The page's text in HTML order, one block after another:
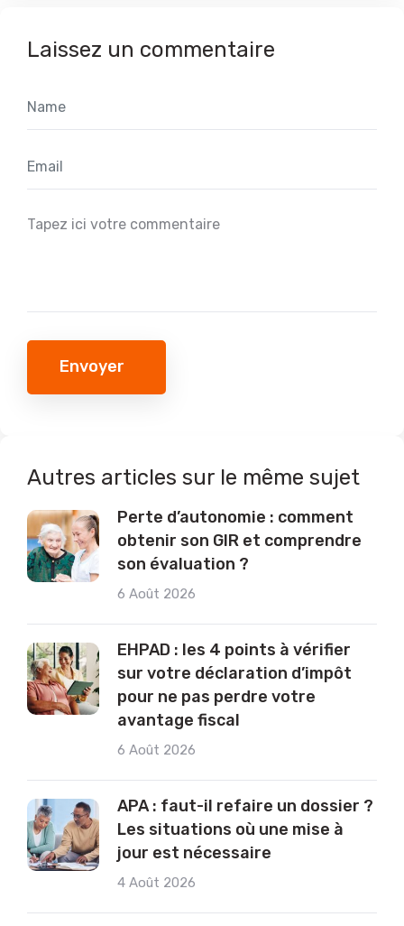
Laissez un commentaire
Envoyer
Autres articles sur le même sujet
Perte d’autonomie : comment
obtenir son GIR et comprendre
son évaluation ?
6 Août 2026
EHPAD : les 4 points à vérifier
sur votre déclaration d’impôt
pour ne pas perdre votre
avantage fiscal
6 Août 2026
APA : faut-il refaire un dossier ?
Les situations où une mise à
jour est nécessaire
4 Août 2026